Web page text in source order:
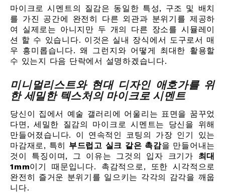
마이크로 시멘트의 질감은 동일한 특성, 구조 및 배치
를 가진 공간에 완전히 다른 외관과 분위기를 제공하
여 실제로는 아니지만 두 개의 다른 장소를 시뮬레이
션 할 수 있습니다. 이것은 실내 장식에서 도구로서 매
우 흥미롭습니다. 왜 그런지와 어떻게 최대한 활용할
수 있는지 다음 단락에서 설명하겠습니다.
미니멀리스트와 현대 디자인 애호가를 위
한 세밀한 텍스처의 마이크로 시멘트
당신이 집에서 예술 갤러리에 어울리는 표면을 꿈꾸었
다면, 세밀한 질감의 마이크로 시멘트는 당신을 위해
만들어졌습니다. 이 연속적인 코팅의 가장 인기 있는
마감재로, 특히 부드럽고 실크 같은 촉감을 만들어내는
것이 특징이며, 그 이유는 그것의 입자 크기가 최대
1mm이기 때문입니다. 촉감적으로, 또한 시각적으로
완전히 즐거운 분위기를 일으키는 각각의 감각을 깨웁
니다.